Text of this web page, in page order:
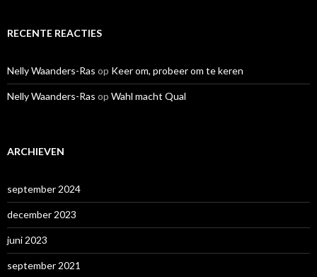
RECENTE REACTIES
Nelly Waanders-Ras op Keer om, probeer om te keren
Nelly Waanders-Ras op Wahl macht Qual
ARCHIEVEN
september 2024
december 2023
juni 2023
september 2021